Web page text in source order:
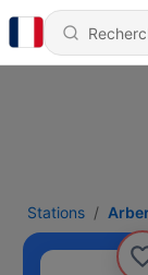
Stations